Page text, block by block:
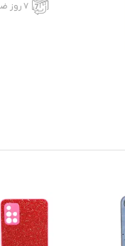
۷ روز ضمانت بازگشت کالا